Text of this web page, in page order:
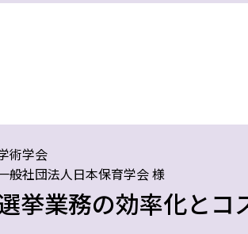
大幅削減につながり
た、i-Vote上でリア
で、システムで対応
した。打ち合わせに
、費用や時間のかか
術学会
般社団法人日本保育学会 様
挙業務の効率化とコ